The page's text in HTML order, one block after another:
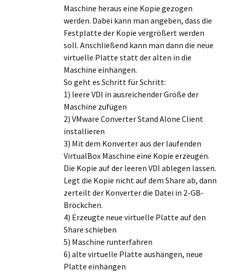
Maschine heraus eine Kopie gezogen
werden. Dabei kann man angeben, dass die
Festplatte der Kopie vergrößert werden
soll. Anschließend kann man dann die neue
virtuelle Platte statt der alten in die
Maschine einhängen.
So geht es Schritt für Schritt:
1) leere VDI in ausreichender Größe der
Maschine zufügen
2) VMware Converter Stand Alone Client
installieren
3) Mit dem Konverter aus der laufenden
VirtualBox Maschine eine Kopie erzeugen.
Die Kopie auf der leeren VDI ablegen lassen.
Legt die Kopie nicht auf dem Share ab, dann
zerteilt der Konverter die Datei in 2-GB-
Bröckchen.
4) Erzeugte neue virtuelle Platte auf den
Share schieben
5) Maschine runterfahren
6) alte virtuelle Platte aushängen, neue
Platte einhängen